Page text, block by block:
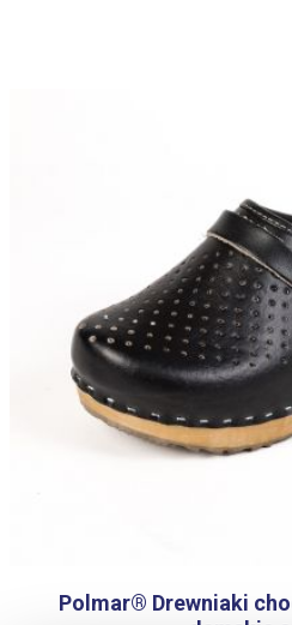
Polmar® Drewniaki